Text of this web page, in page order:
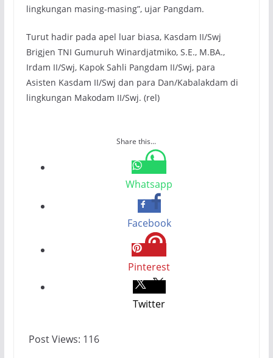
lingkungan masing-masing”, ujar Pangdam.
Turut hadir pada apel luar biasa, Kasdam II/Swj
Brigjen TNI Gumuruh Winardjatmiko, S.E., M.BA.,
Irdam II/Swj, Kapok Sahli Pangdam II/Swj, para
Asisten Kasdam II/Swj dan para Dan/Kabalakdam di
lingkungan Makodam II/Swj. (rel)
Share this...
Whatsapp
Facebook
Pinterest
Twitter
Post Views: 116